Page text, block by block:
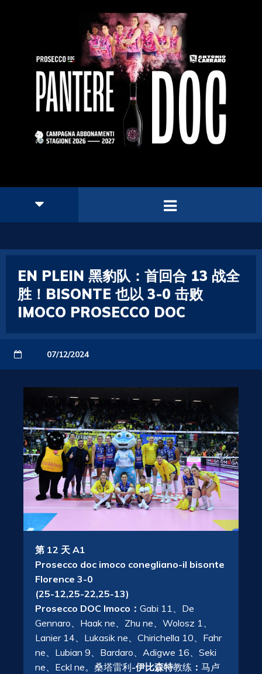
EN PLEIN 黑豹队：首回合 13 战全
胜！BISONTE 也以 3-0 击败
IMOCO PROSECCO DOC
07/12/2024
第 12 天 A1
Prosecco doc imoco conegliano-il bisonte
Florence 3-0
(25-12,25-22,25-13)
Prosecco DOC Imoco： Gabi 11、De
Gennaro、Haak ne、Zhu ne、Wolosz 1、
Lanier 14、Lukasik ne、Chirichella 10、Fahr
ne、Lubian 9、Bardaro、Adigwe 16、Seki
ne、Eckl ne。桑塔雷利-伊比森特教练 ： 马卢